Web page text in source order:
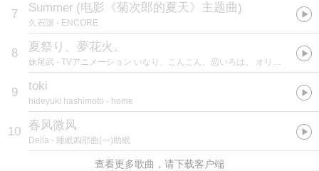
7 Summer (电影《菊次郎的夏天》主题曲)
久石譲 - ENCORE
8 夏祭り、夢花火。
妹尾武 - TVアニメーション いなり、こんこん、恋いろは。 オリジナルサウンドトラック
9 toki
hideyuki hashimoto - home
10 春风微风
Della - 睡眠四部曲(一)助眠
查看更多歌曲，请下载客户端